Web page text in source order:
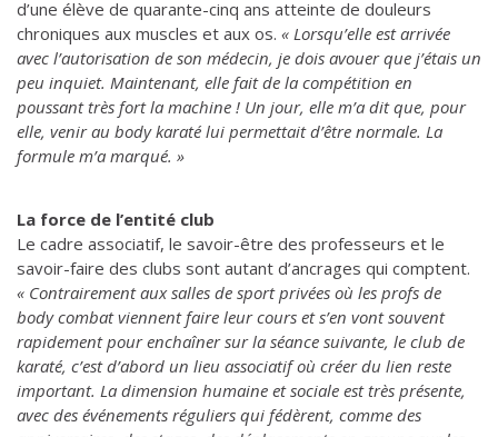
d’une élève de quarante-cinq ans atteinte de douleurs
chroniques aux muscles et aux os. « Lorsqu’elle est arrivée
avec l’autorisation de son médecin, je dois avouer que j’étais un
peu inquiet. Maintenant, elle fait de la compétition en
poussant très fort la machine ! Un jour, elle m’a dit que, pour
elle, venir au body karaté lui permettait d’être normale. La
formule m’a marqué. »
La force de l’entité club
Le cadre associatif, le savoir-être des professeurs et le
savoir-faire des clubs sont autant d’ancrages qui comptent.
« Contrairement aux salles de sport privées où les profs de
body combat viennent faire leur cours et s’en vont souvent
rapidement pour enchaîner sur la séance suivante, le club de
karaté, c’est d’abord un lieu associatif où créer du lien reste
important. La dimension humaine et sociale est très présente,
avec des événements réguliers qui fédèrent, comme des